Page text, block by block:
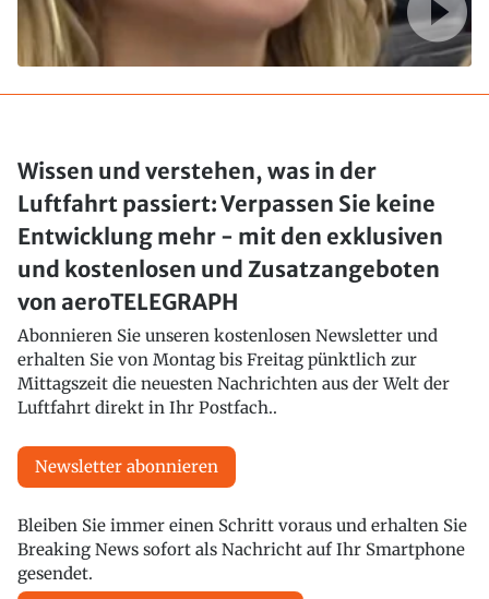
Wissen und verstehen, was in der
Luftfahrt passiert: Verpassen Sie keine
Entwicklung mehr - mit den exklusiven
und kostenlosen und Zusatzangeboten
von aeroTELEGRAPH
Abonnieren Sie unseren kostenlosen Newsletter und
erhalten Sie von Montag bis Freitag pünktlich zur
Mittagszeit die neuesten Nachrichten aus der Welt der
Luftfahrt direkt in Ihr Postfach..
Newsletter abonnieren
Bleiben Sie immer einen Schritt voraus und erhalten Sie
Breaking News sofort als Nachricht auf Ihr Smartphone
gesendet.